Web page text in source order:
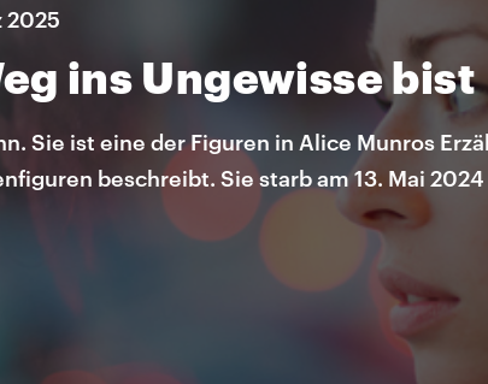
2025
ins Ungewisse bist
Sie ist eine der Figuren in Alice Munros
beschreibt. Sie starb am 13. Mai